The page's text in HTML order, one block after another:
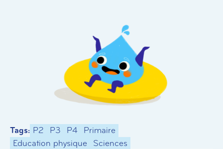
Tags: P2 P3 P4
Primaire
Education physique
Sciences